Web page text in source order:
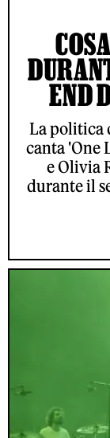
END
La politica
canta 'One
e Olivia
durante il